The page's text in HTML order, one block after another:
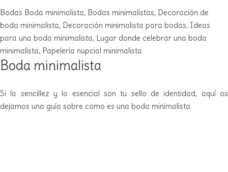
Bodas Boda minimalista, Bodas minimalistas, Decoración de
boda minimalista, Decoración minimalista para bodas, Ideas
para una boda minimalista, Lugar donde celebrar una boda
minimalista, Papelería nupcial minimalista
Boda minimalista
Si la sencillez y lo esencial son tu sello de identidad, aquí os
dejamos una guía sobre como es una boda minimalista.